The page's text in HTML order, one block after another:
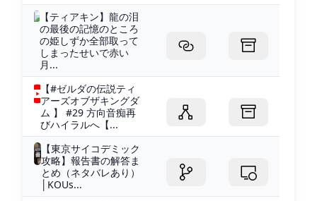
【ティアキン】龍の泪
の最後の記憶のところ
の姫しずか全部取って
しまったせいで赤い
月...
【#ゼルダの伝説ティ
アーズオブザキングダ
ム 】 #29 方向音痴再
びハイラルへ【...
【東京サイコデミック
攻略】報告書の解答ま
とめ（ネタバレあり）
│KOUs...